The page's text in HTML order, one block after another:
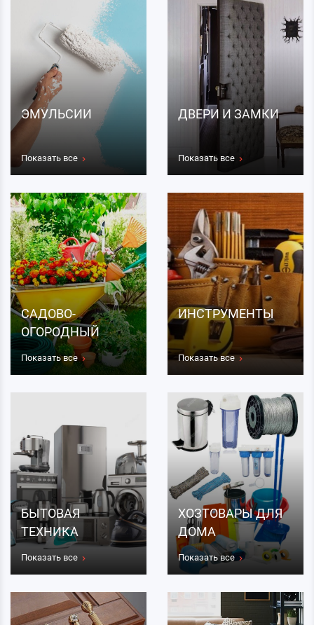
ЭМУЛЬСИИ
Показать все
ДВЕРИ И ЗАМКИ
Показать все
САДОВО-
ОГОРОДНЫЙ
ИНВЕНТАРЬ
Показать все
ИНСТРУМЕНТЫ
Показать все
БЫТОВАЯ
ТЕХНИКА
Показать все
ХОЗТОВАРЫ ДЛЯ
ДОМА
Показать все